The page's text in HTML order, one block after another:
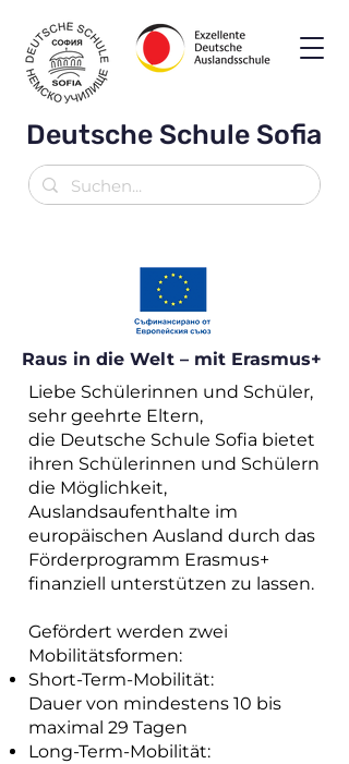
Deutsche Schule Sofia
Raus in die Welt – mit Erasmus+
Liebe Schülerinnen und Schüler,
sehr geehrte Eltern,
die Deutsche Schule Sofia bietet
ihren Schülerinnen und Schülern
die Möglichkeit,
Auslandsaufenthalte im
europäischen Ausland durch das
Förderprogramm Erasmus+
finanziell unterstützen zu lassen.
Gefördert werden zwei
Mobilitätsformen:
Short-Term-Mobilität:
Dauer von mindestens 10 bis
maximal 29 Tagen
Long-Term-Mobilität: